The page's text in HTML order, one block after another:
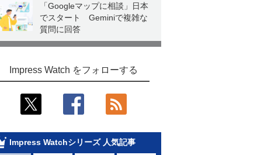
「Googleマップに相談」日本
でスタート Geminiで複雑な
質問に回答
Impress Watch をフォローする
Impress Watchシリーズ 人気記事